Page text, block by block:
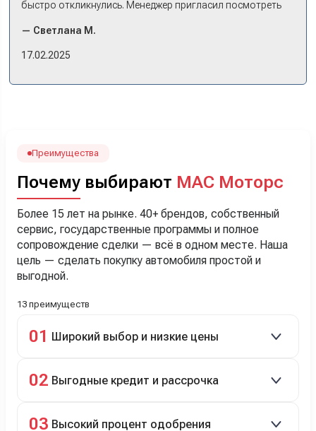
быстро откликнулись. Менеджер пригласил посмотреть
примериться. Нам тут недалеко, пришли в салон - и в тот
же день купили машину! Неожиданно, но довольны! Все
менеджеру Сергею, профессионал своего дела!
— Светлана М.
17.02.2025
Преимущества
Почему выбирают МАС Моторс
Более 15 лет на рынке. 40+ брендов, собственный
сервис, государственные программы и полное
сопровождение сделки — всё в одном месте. Наша
цель — сделать покупку автомобиля простой и
выгодной.
13 преимуществ
01 Широкий выбор и низкие цены
подержанные авто.
02 Выгодные кредит и рассрочка
рассрочка 0% на 2 года при первом взносе 35–50%.
03 Высокий процент одобрения